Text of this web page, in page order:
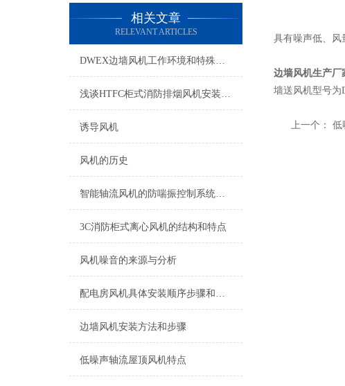
相关文章
RELEVANT ARTICLES
DWEX边墙风机工作环境和特殊要求有哪些
浅谈HTFC柜式消防排烟风机安装注意事项
诱导风机
风机的历史
智能轴流风机的防喘振控制系统是怎样的
3C消防柜式离心风机的结构和特点
风机噪音的来源与分析
配电房风机具体安装顺序步骤和要求
边墙风机安装方法和步骤
低噪声轴流屋顶风机特点
具有噪声低、风
边墙风机生产厂
墙送风机型号为
上一个： 低